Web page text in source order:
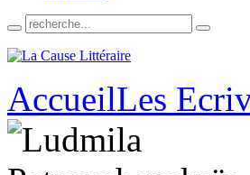
AccueilLes